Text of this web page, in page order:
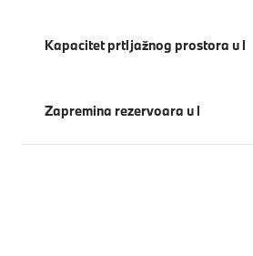
Kapacitet prtljažnog prostora u l
Zapremina rezervoara u l